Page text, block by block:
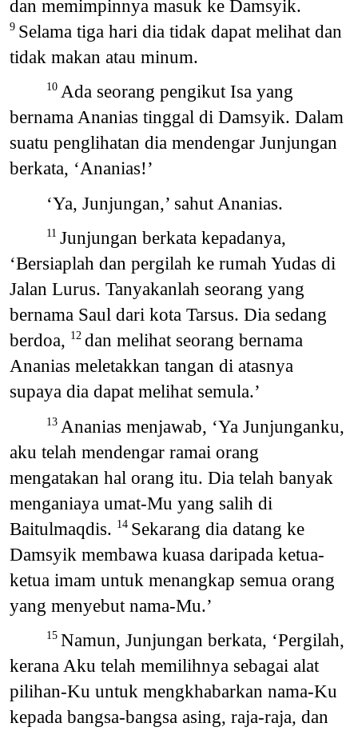
dan memimpinnya masuk ke Damsyik.
9 Selama tiga hari dia tidak dapat melihat dan
tidak makan atau minum.
10 Ada seorang pengikut Isa yang
bernama Ananias tinggal di Damsyik. Dalam
suatu penglihatan dia mendengar Junjungan
berkata, ‘Ananias!’
‘Ya, Junjungan,’ sahut Ananias.
11 Junjungan berkata kepadanya,
‘Bersiaplah dan pergilah ke rumah Yudas di
Jalan Lurus. Tanyakanlah seorang yang
bernama Saul dari kota Tarsus. Dia sedang
berdoa, 12 dan melihat seorang bernama
Ananias meletakkan tangan di atasnya
supaya dia dapat melihat semula.’
13 Ananias menjawab, ‘Ya Junjunganku,
aku telah mendengar ramai orang
mengatakan hal orang itu. Dia telah banyak
menganiaya umat-Mu yang salih di
Baitulmaqdis. 14 Sekarang dia datang ke
Damsyik membawa kuasa daripada ketua-
ketua imam untuk menangkap semua orang
yang menyebut nama-Mu.’
15 Namun, Junjungan berkata, ‘Pergilah,
kerana Aku telah memilihnya sebagai alat
pilihan-Ku untuk mengkhabarkan nama-Ku
kepada bangsa-bangsa asing, raja-raja, dan